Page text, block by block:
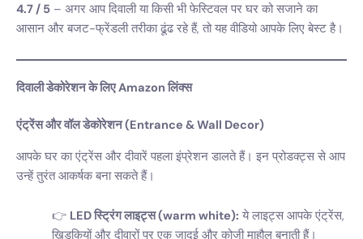
4.7 / 5 – अगर आप दिवाली या किसी भी फेस्टिवल पर घर को सजाने का
आसान और बजट-फ्रेंडली तरीका ढूंढ रहे हैं, तो यह वीडियो आपके लिए बेस्ट है।
दिवाली डेकोरेशन के लिए Amazon लिंक्स
एंट्रेंस और वॉल डेकोरेशन (Entrance & Wall Decor)
आपके घर का एंट्रेंस और दीवारें पहला इंप्रेशन डालते हैं। इन प्रोडक्ट्स से आप
उन्हें तुरंत आकर्षक बना सकते हैं।
LED स्ट्रिंग लाइट्स (warm white): ये लाइट्स आपके एंट्रेंस,
खिड़कियों और दीवारों पर एक जादुई और कोजी माहौल बनाती हैं।